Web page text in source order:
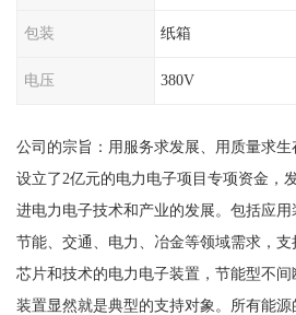
包装 纸箱
电压 380V
公司的宗旨：用服务求发展、用质量求生
设立了2亿元的电力电子项目专项资金，
进电力电子技术和产业的发展。包括应
节能、交通、电力、冶金等领域需求，
芯片和技术的电力电子装置，节能型不
装置显然就是典型的支持对象。所有能